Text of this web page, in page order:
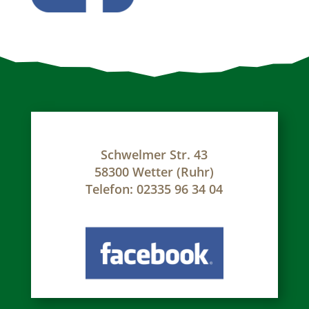
Schwelmer Str. 43
58300 Wetter (Ruhr)
Telefon: 02335 96 34 04